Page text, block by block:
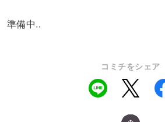
準備中..
コミチをシェア